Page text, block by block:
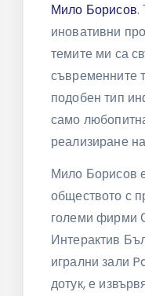
Мило Борисов.
иновативни
темите ми са
съвременните
подобен тип
само
реализиране
Мило Борисов
обществото с
големи фирми
Интерактив
игрални зали
дотук, е